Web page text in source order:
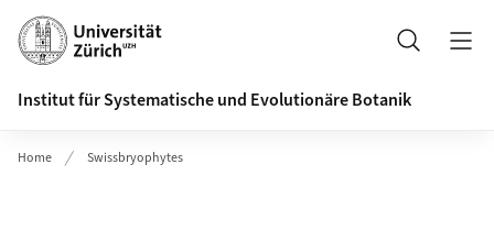
Header
Suche
Institut für Systematische und Evolutionäre Botanik
Home Swissbryophytes